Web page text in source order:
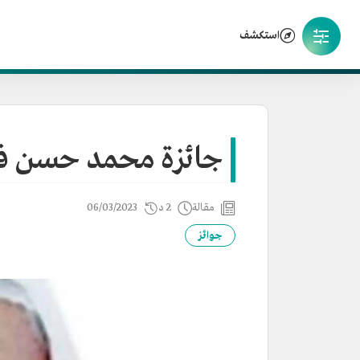
استكشف
جائزة محمد حسن
مقالة 2 د 06/03/2023
جوائز